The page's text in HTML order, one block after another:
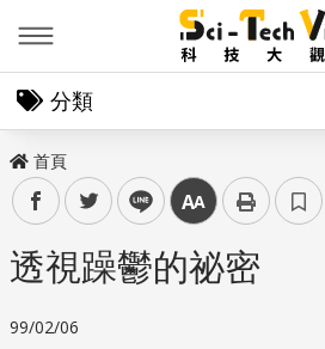
分類
首頁
facebooktwitter line 中
透視躁鬱的祕密
99/02/06